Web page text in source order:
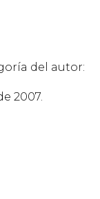
del autor:
2007.